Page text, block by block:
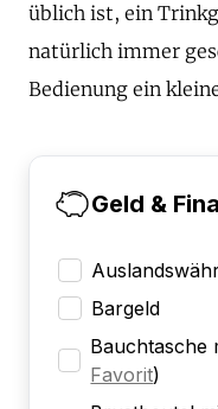
üblich ist, ein
natürlich immer
Bedienung ein
Geld &
Bargeld
Bauchtasche
Favorit)